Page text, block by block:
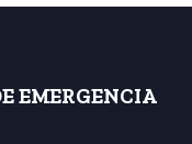
EMERGENCIA